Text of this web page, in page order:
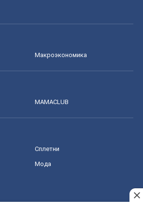
Mакроэкономика
MAMACLUB
Сплетни
Мода